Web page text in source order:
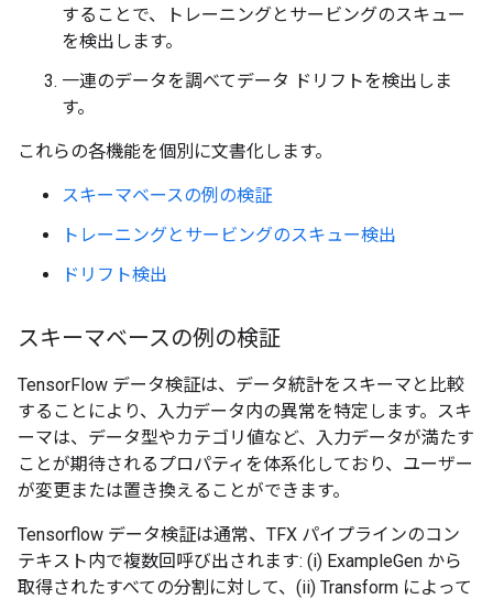
することで、トレーニングとサービングのスキュー
を検出します。
一連のデータを調べてデータ ドリフトを検出しま
す。
これらの各機能を個別に文書化します。
スキーマベースの例の検証
トレーニングとサービングのスキュー検出
ドリフト検出
スキーマベースの例の検証
TensorFlow データ検証は、データ統計をスキーマと比較
することにより、入力データ内の異常を特定します。スキ
ーマは、データ型やカテゴリ値など、入力データが満たす
ことが期待されるプロパティを体系化しており、ユーザー
が変更または置き換えることができます。
Tensorflow データ検証は通常、TFX パイプラインのコン
テキスト内で複数回呼び出されます: (i) ExampleGen から
取得されたすべての分割に対して、(ii) Transform によって